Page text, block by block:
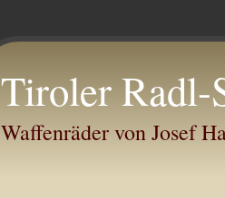
Tiroler Radl-
Waffenräder von Josef